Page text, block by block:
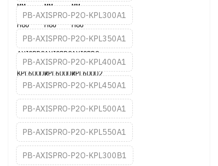
PB-AXISPRO-P2O-KPL300A1
PB-AXISPRO-P2O-KPL350A1
PB-AXISPRO-P2O-KPL400A1
PB-AXISPRO-P2O-KPL450A1
PB-AXISPRO-P2O-KPL500A1
PB-AXISPRO-P2O-KPL550A1
PB-AXISPRO-P2O-KPL300B1